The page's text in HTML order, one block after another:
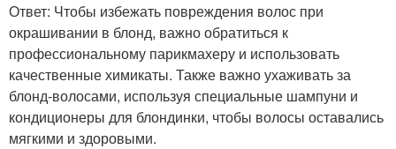
Ответ: Чтобы избежать повреждения волос при
окрашивании в блонд, важно обратиться к
профессиональному парикмахеру и использовать
качественные химикаты. Также важно ухаживать за
блонд-волосами, используя специальные шампуни и
кондиционеры для блондинки, чтобы волосы оставались
мягкими и здоровыми.